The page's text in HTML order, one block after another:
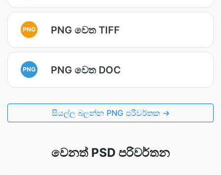
PNG PNG වෙත TIFF
PNG PNG වෙත DOC
සියල්ල බලන්න PNG පරිවර්තක →
වෙනත් PSD පරිවර්තන